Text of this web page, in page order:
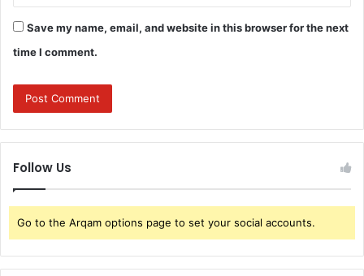
Save my name, email, and website in this browser for the next
time I comment.
Follow Us
Go to the Arqam options page to set your social accounts.